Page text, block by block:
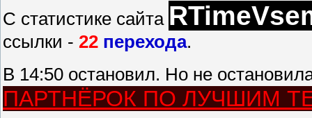
С статистике сайта
ссылки - 22 перехода.
В 14:50 остановил. Но не
ПАРТНЁРОК ПО ЛУЧШИМ